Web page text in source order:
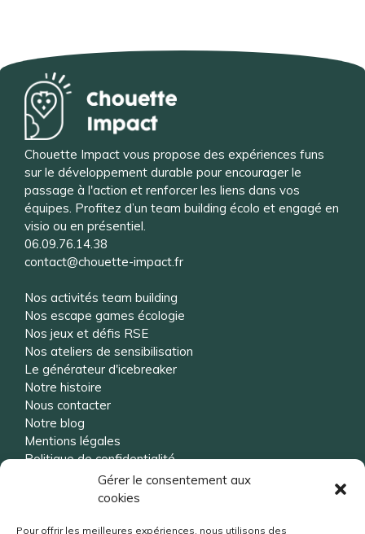
Gérer le consentement aux
cookies
Pour offrir les meilleures expériences, nous utilisons des
Chouette Impact vous propose des expériences funs
sur le développement durable pour encourager le
passage à l'action et renforcer les liens dans vos
équipes. Profitez d’un team building écolo et engagé en
visio ou en présentiel.
06.09.76.14.38
contact@chouette-impact.fr
Nos activités team building
Nos escape games écologie
Nos jeux et défis RSE
Nos ateliers de sensibilisation
Le générateur d'icebreaker
Notre histoire
Nous contacter
Notre blog
Mentions légales
Politique de confidentialité
Vous souhaitez être rappelé ?